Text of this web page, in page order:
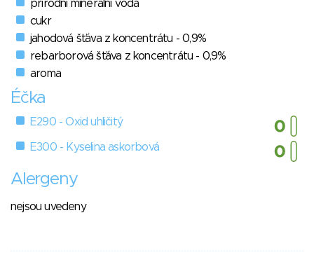
přírodní minerální voda
cukr
jahodová šťáva z koncentrátu - 0,9%
rebarborová šťáva z koncentrátu - 0,9%
aroma
Éčka
E290 - Oxid uhličitý
E300 - Kyselina askorbová
Alergeny
nejsou uvedeny